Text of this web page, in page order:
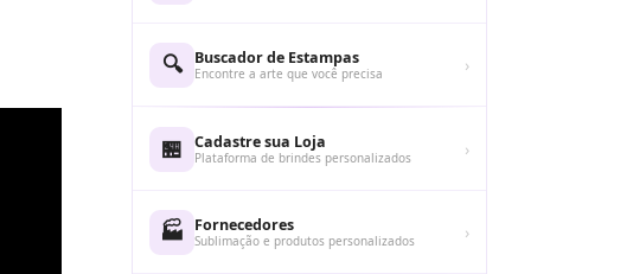
🔍 Buscador de Estampas
Encontre a arte que você precisa ›
🏪 Cadastre sua Loja
Plataforma de brindes personalizados ›
🏭 Fornecedores
Sublimação e produtos personalizados ›